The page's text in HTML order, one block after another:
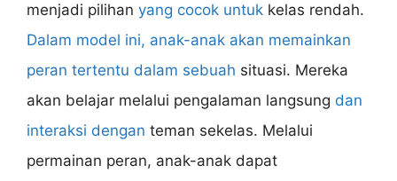
menjadi pilihan yang cocok untuk kelas rendah.
Dalam model ini, anak-anak akan memainkan
peran tertentu dalam sebuah situasi. Mereka
akan belajar melalui pengalaman langsung dan
interaksi dengan teman sekelas. Melalui
permainan peran, anak-anak dapat